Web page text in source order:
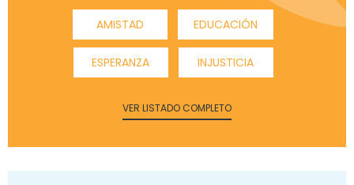
AMISTAD EDUCACIÓN
ESPERANZA INJUSTICIA
VER LISTADO COMPLETO